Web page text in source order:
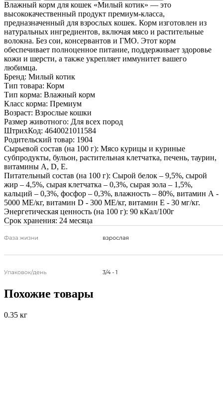
Влажный корм для кошек «Милый котик» — это
высококачественный продукт премиум-класса,
предназначенный для взрослых кошек. Корм изготовлен из
натуральных ингредиентов, включая мясо и растительные
волокна. Без сои, консервантов и ГМО. Этот корм
обеспечивает полноценное питание, поддерживает здоровье
кожи и шерсти, а также укрепляет иммунитет вашего
любимца.
Бренд: Милый котик
Тип товара: Корм
Тип корма: Влажный корм
Класс корма: Премиум
Возраст: Взрослые кошки
Размер животного: Для всех пород
ШтрихКод: 4640021011584
Родительский товар: 1904
Сырьевой состав (на 100 г): Мясо курицы и куриные
субпродукты, бульон, растительная клетчатка, печень, таурин,
витамины А, D, Е.
Питательный состав (на 100 г): Сырой белок – 9,5%, сырой
жир – 4,5%, сырая клетчатка – 0,3%, сырая зола – 1,5%,
кальций – 0,3%, фосфор – 0,3%, влажность – 80%, витамин А -
5000 МЕ/кг, витамин D - 300 МЕ/кг, витамин Е - 30 мг/кг.
Энергетическая ценность (на 100 г): 90 кКал/100г
Срок хранения: 24 месяца
Похожие товары
0.35 кг